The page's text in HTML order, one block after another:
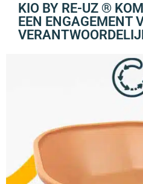
KIO BY RE-UZ ®
EEN ENGAGEMENT